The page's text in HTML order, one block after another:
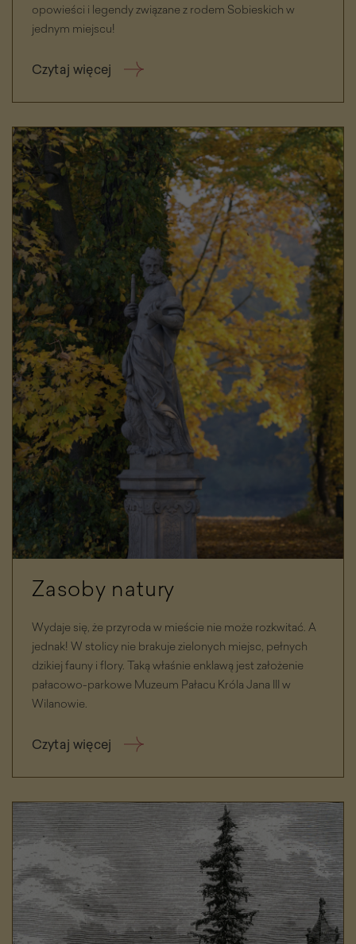
opowieści i legendy związane z rodem Sobieskich w
jednym miejscu!
Czytaj więcej
Zasoby natury
Wydaje się, że przyroda w mieście nie może rozkwitać. A
jednak! W stolicy nie brakuje zielonych miejsc, pełnych
dzikiej fauny i flory. Taką właśnie enklawą jest założenie
pałacowo-parkowe Muzeum Pałacu Króla Jana III w
Wilanowie.
Czytaj więcej